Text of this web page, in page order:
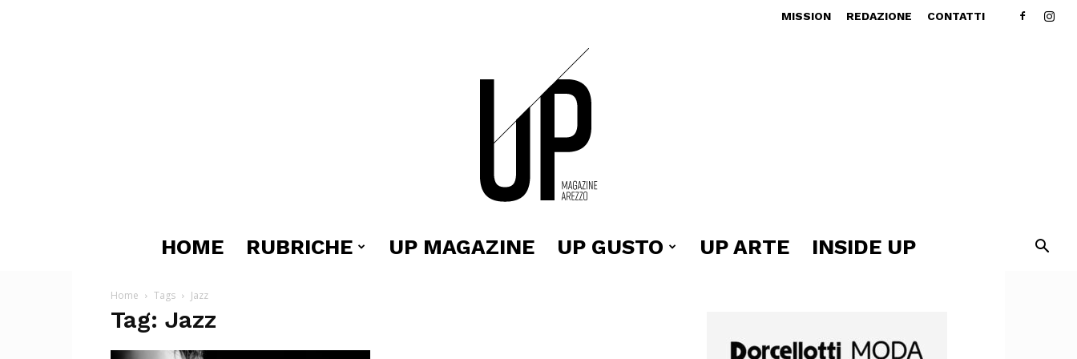
MISSION REDAZIONE CONTATTI
HOME RUBRICHE UP MAGAZINE UP GUSTO UP ARTE INSIDE UP
Home Tags Jazz
Tag: Jazz